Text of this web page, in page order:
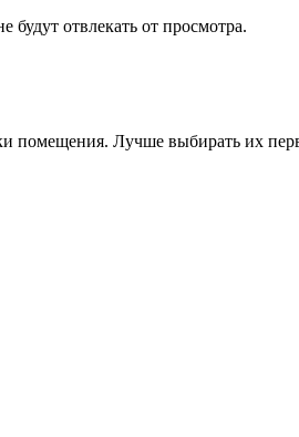
отвлекать от просмотра.
помещения. Лучше выбирать их